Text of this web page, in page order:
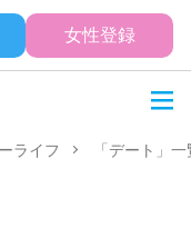
女性登録
ライフ 「デート」一